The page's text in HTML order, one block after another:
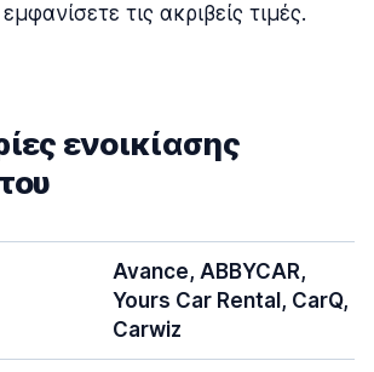
τις ακριβείς τιμές.
ενοικίασης
Avance, ABBYCAR,
Yours Car Rental, CarQ,
Carwiz